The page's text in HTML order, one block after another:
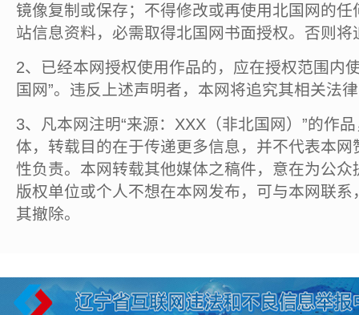
镜像复制或保存；不得修改或再使用北国网的
站信息资料，必需取得北国网书面授权。否则将
2、已经本网授权使用作品的，应在授权范围内
国网”。违反上述声明者，本网将追究其相关法
3、凡本网注明“来源：XXX（非北国网）”的作
体，转载目的在于传递更多信息，并不代表本
性负责。本网转载其他媒体之稿件，意在为公
版权单位或个人不想在本网发布，可与本网联
其撤除。